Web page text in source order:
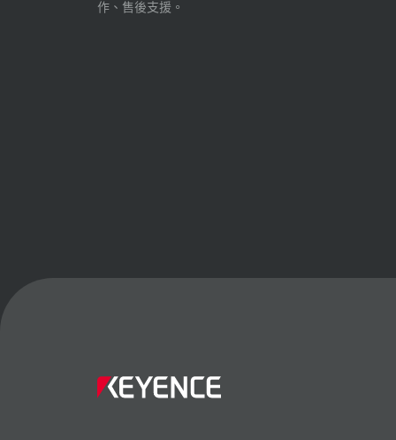
作、售後支援。